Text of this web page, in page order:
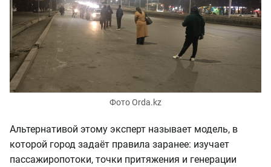
Фото Orda.kz
Альтернативой этому эксперт называет модель, в
которой город задаёт правила заранее: изучает
пассажиропотоки, точки притяжения и генерации